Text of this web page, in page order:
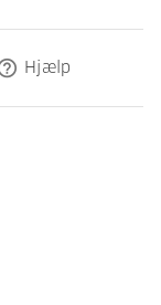
Hjælp